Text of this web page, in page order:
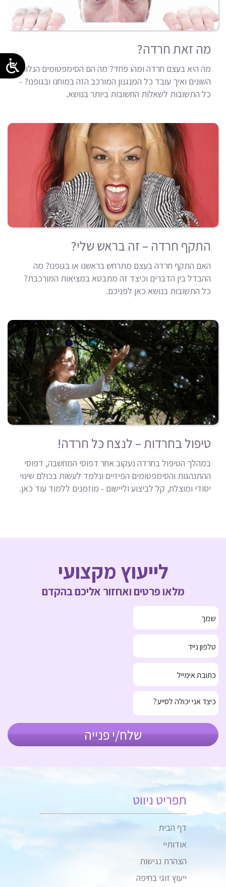
מה זאת חרדה?
מה היא בעצם חרדה ומהו פחד? מה הם הסימפטומים הנלווים
השונים ואיך עובד כל המנגנון המורכב הזה במוחנו ובגופנו? -
כל התשובות לשאלות החשובות ביותר בנושא.
התקף חרדה – זה בראש שלי?
האם התקף חרדה בעצם מתרחש בראשנו או בגופנו? מה
ההבדל בין הדברים וכיצד זה מתבטא במציאות המורכבת?
כל התשובות בנושא כאן לפניכם.
טיפול בחרדות – לנצח כל חרדה!
במהלך הטיפול בחרדה נעקוב אחר דפוסי המחשבה, דפוסי
ההתנהגות והסימפטומים הפיזיים ונלמד לעשות בכולם שינוי
יסודי ומוצלח, קל לביצוע וליישום - מוזמנים ללמוד עוד כאן.
לייעוץ מקצועי
מלאו פרטים ואחזור אליכם בהקדם
תפריט ניווט
דף הבית
אודותיי
הצהרת נגישות
ייעוץ זוגי בחיפה